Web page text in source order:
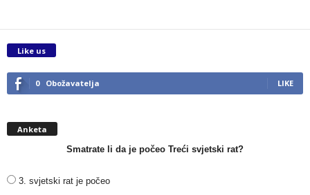
Like us
0 Obožavatelja LIKE
Anketa
Smatrate li da je počeo Treći svjetski rat?
3. svjetski rat je počeo